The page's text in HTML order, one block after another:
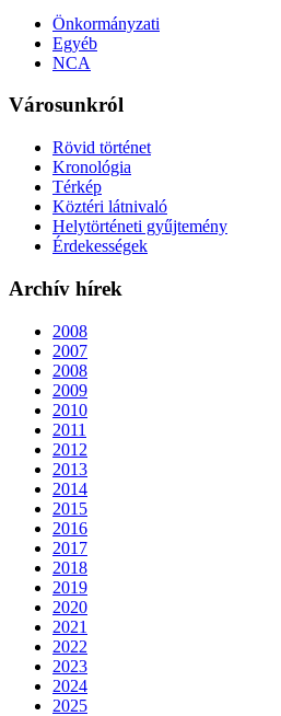
Önkormányzati
Egyéb
NCA
Városunkról
Rövid történet
Kronológia
Térkép
Köztéri látnivaló
Helytörténeti gyűjtemény
Érdekességek
Archív hírek
2008
2007
2008
2009
2010
2011
2012
2013
2014
2015
2016
2017
2018
2019
2020
2021
2022
2023
2024
2025